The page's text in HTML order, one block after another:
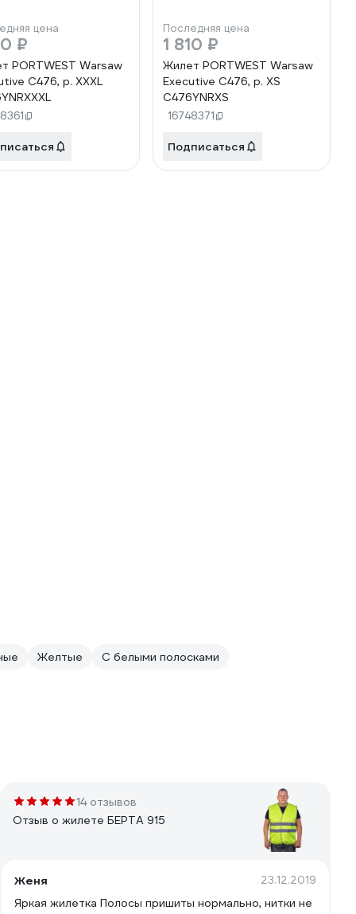
цена
₽
PORTWEST Warsaw
C476, р. XXXL
Последняя цена
1 810 ₽
Жилет PORTWEST Warsaw
Executive C476, р. XS
C476YNRXS
16748371
Подписаться
Желтые
С белыми полосками
14 отзывов
Отзыв о жилете БЕРТА 915
Женя 23.12.2019
Яркая жилетка Полосы пришиты нормально, нитки не